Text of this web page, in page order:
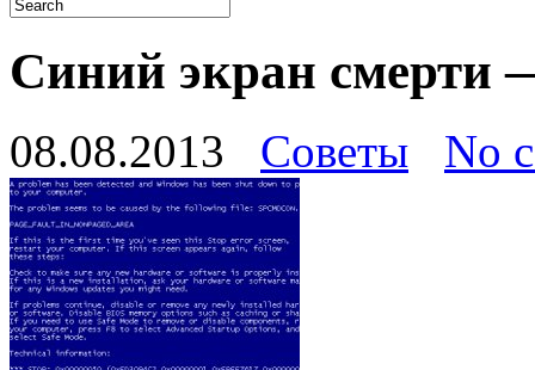
Синий экран смерти
08.08.2013 Советы No